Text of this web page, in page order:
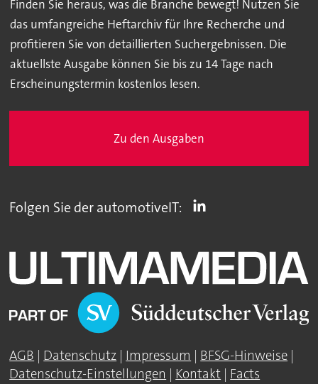
Finden Sie heraus, was die Branche bewegt! Nutzen Sie
das umfangreiche Heftarchiv für Ihre Recherche und
profitieren Sie von detaillierten Suchergebnissen. Die
aktuellste Ausgabe können Sie bis zu 14 Tage nach
Erscheinungstermin kostenlos lesen.
Zu den Ausgaben
Folgen Sie der automotiveIT:
AGB | Datenschutz | Impressum | BFSG-Hinweise |
Datenschutz-Einstellungen | Kontakt | Facts